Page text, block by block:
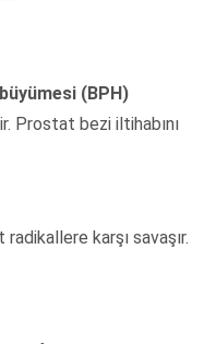
(BPH)
Prostat bezi iltihabını
karşı savaşır.